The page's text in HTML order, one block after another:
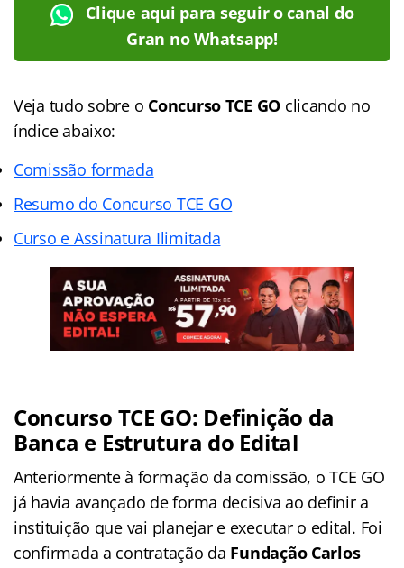
Clique aqui para seguir o canal do
Gran no Whatsapp!
Veja tudo sobre o Concurso TCE GO clicando no
índice abaixo:
Comissão formada
Resumo do Concurso TCE GO
Curso e Assinatura Ilimitada
Concurso TCE GO: Definição da
Banca e Estrutura do Edital
Anteriormente à formação da comissão, o TCE GO
já havia avançado de forma decisiva ao definir a
instituição que vai planejar e executar o edital. Foi
confirmada a contratação da Fundação Carlos